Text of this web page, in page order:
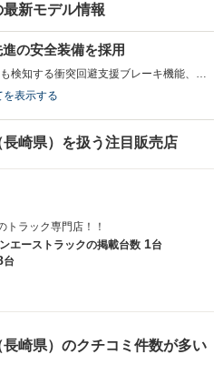
新モデル情報
の安全装備を採用
を表示する
崎県）を扱う注目販売店
トラック専門店！！
エーストラックの掲載台数 1台
台
崎県）のクチコミ件数が多い